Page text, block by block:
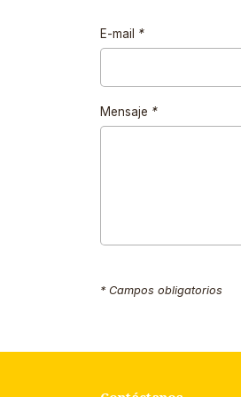
E-mail *
Mensaje *
* Campos obligatorios